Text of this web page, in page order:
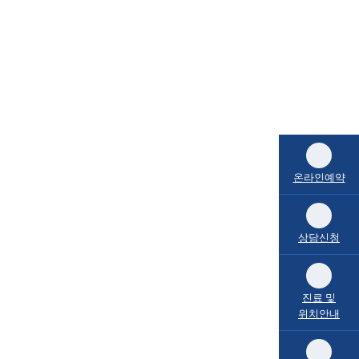
온라인예약
상담신청
진료 및
위치안내